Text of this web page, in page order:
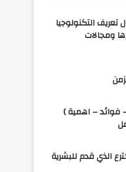
التكنولوجيا
ومجالات
فوائد – اهمية )
الذي قدم للبشرية